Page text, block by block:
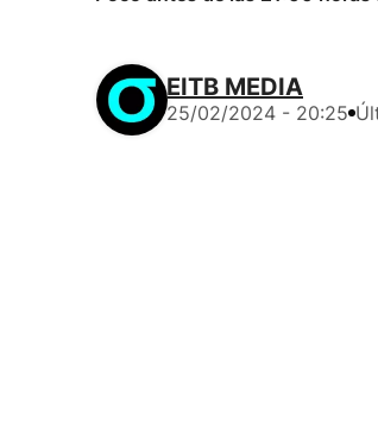
EITB MEDIA
25/02/2024 - 20:25